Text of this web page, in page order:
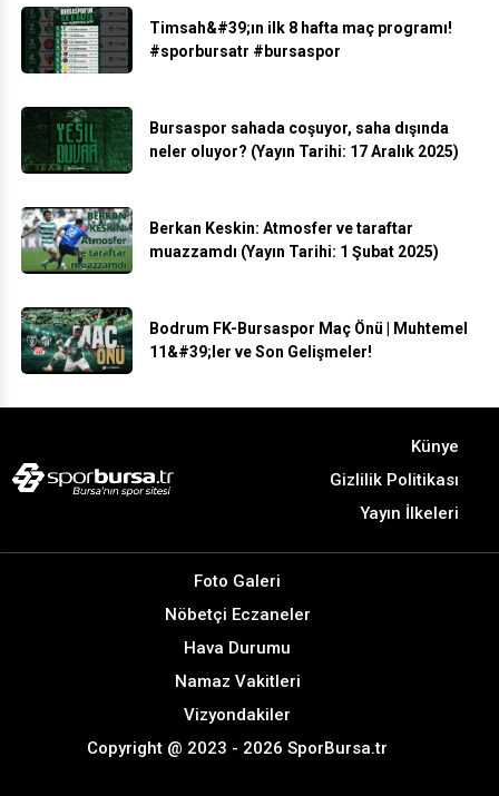
Timsah&#39;ın ilk 8 hafta maç programı!
#sporbursatr #bursaspor
Bursaspor sahada coşuyor, saha dışında
neler oluyor? (Yayın Tarihi: 17 Aralık 2025)
Berkan Keskin: Atmosfer ve taraftar
muazzamdı (Yayın Tarihi: 1 Şubat 2025)
Bodrum FK-Bursaspor Maç Önü | Muhtemel
11&#39;ler ve Son Gelişmeler!
Künye
Gizlilik Politikası
Yayın İlkeleri
Foto Galeri
Nöbetçi Eczaneler
Hava Durumu
Namaz Vakitleri
Vizyondakiler
Copyright @ 2023 - 2026 SporBursa.tr